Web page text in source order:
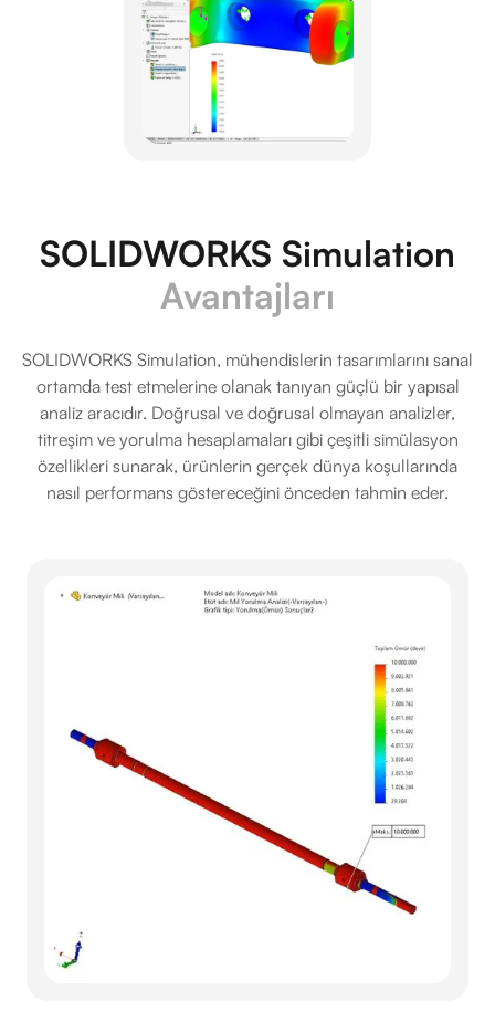
SOLIDWORKS Simulation
Avantajları
SOLIDWORKS Simulation, mühendislerin tasarımlarını sanal
ortamda test etmelerine olanak tanıyan güçlü bir yapısal
analiz aracıdır. Doğrusal ve doğrusal olmayan analizler,
titreşim ve yorulma hesaplamaları gibi çeşitli simülasyon
özellikleri sunarak, ürünlerin gerçek dünya koşullarında
nasıl performans göstereceğini önceden tahmin eder.